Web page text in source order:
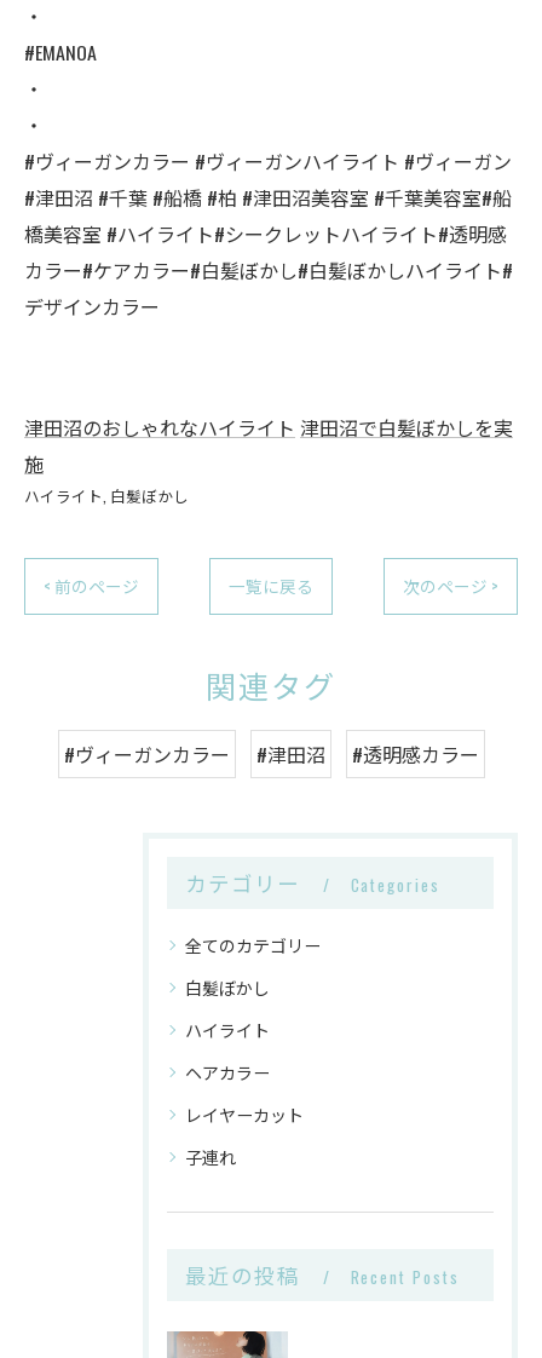
・
#EMANOA
・
・
#ヴィーガンカラー #ヴィーガンハイライト #ヴィーガン
#津田沼 #千葉 #船橋 #柏 #津田沼美容室 #千葉美容室#船
橋美容室 #ハイライト#シークレットハイライト#透明感
カラー#ケアカラー#白髪ぼかし#白髪ぼかしハイライト#
デザインカラー
津田沼のおしゃれなハイライト 津田沼で白髪ぼかしを実
施
ハイライト 白髪ぼかし
< 前のページ 一覧に戻る 次のページ >
関連タグ
#ヴィーガンカラー #津田沼 #透明感カラー
カテゴリー Categories
全てのカテゴリー
白髪ぼかし
ハイライト
ヘアカラー
レイヤーカット
子連れ
最近の投稿 Recent Posts